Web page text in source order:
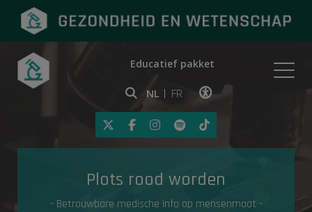
Onderwerpen
Gezondheid in de media
Educatief pakket
NL FR
Klik op deze link om
Plots rood worden
- Betrouwbare medische info op mensenmaat -